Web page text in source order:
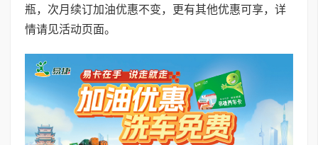
瓶，次月续订加油优惠不变，更有其他优惠可享，详
情请见活动页面。